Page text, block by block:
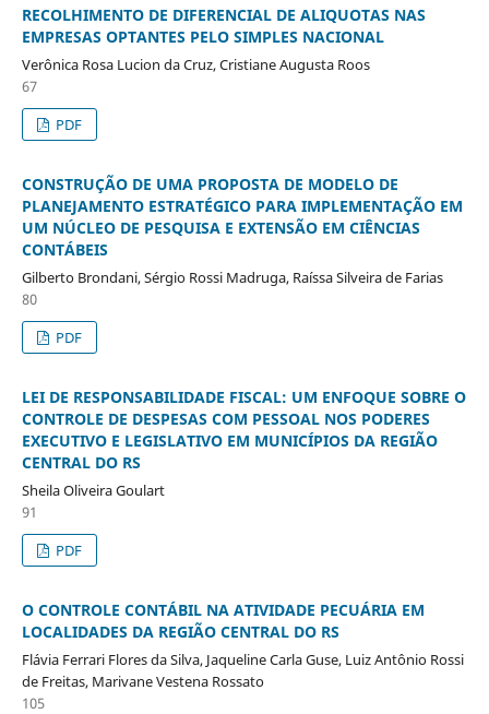
RECOLHIMENTO DE DIFERENCIAL DE ALIQUOTAS NAS
EMPRESAS OPTANTES PELO SIMPLES NACIONAL
Verônica Rosa Lucion da Cruz, Cristiane Augusta Roos
67
PDF
CONSTRUÇÃO DE UMA PROPOSTA DE MODELO DE
PLANEJAMENTO ESTRATÉGICO PARA IMPLEMENTAÇÃO EM
UM NÚCLEO DE PESQUISA E EXTENSÃO EM CIÊNCIAS
CONTÁBEIS
Gilberto Brondani, Sérgio Rossi Madruga, Raíssa Silveira de Farias
80
PDF
LEI DE RESPONSABILIDADE FISCAL: UM ENFOQUE SOBRE O
CONTROLE DE DESPESAS COM PESSOAL NOS PODERES
EXECUTIVO E LEGISLATIVO EM MUNICÍPIOS DA REGIÃO
CENTRAL DO RS
Sheila Oliveira Goulart
91
PDF
O CONTROLE CONTÁBIL NA ATIVIDADE PECUÁRIA EM
LOCALIDADES DA REGIÃO CENTRAL DO RS
Flávia Ferrari Flores da Silva, Jaqueline Carla Guse, Luiz Antônio Rossi
de Freitas, Marivane Vestena Rossato
105